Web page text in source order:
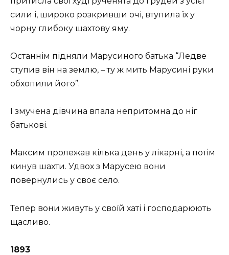
сили і, широко розкривши очі, втупила їх у
чорну глибоку шахтову яму.
Останнім підняли Марусиного батька “Ледве
ступив він на землю, – ту ж мить Марусині руки
обхопили його”.
І змучена дівчина впала непритомна до ніг
батькові.
Максим пролежав кілька день у лікарні, а потім
кинув шахти. Удвох з Марусею вони
повернулись у своє село.
Тепер вони живуть у своїй хаті і господарюють
щасливо.
1893